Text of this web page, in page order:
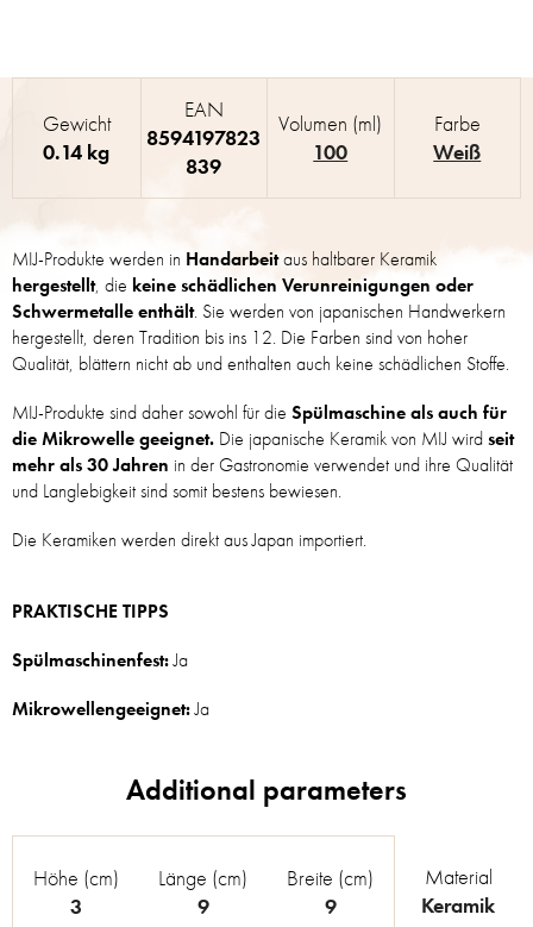
MIJ-Produkte werden in Handarbeitaus haltbarer Keramik
hergestellt, die keine schädlichen Verunreinigungen oder
Schwermetalle enthält. Sie werden von japanischen Handwerkern
hergestellt, deren Tradition bis ins 12. Die Farben sind von hoher
Qualität, blättern nicht ab und enthalten auch keine schädlichen Stoffe.
MIJ-Produkte sind daher sowohl für die Spülmaschine als auch für
die Mikrowelle geeignet. Die japanische Keramik von MIJ wirdseit
mehr als 30 Jahren in der Gastronomie verwendet und ihre Qualität
und Langlebigkeit sind somit bestens bewiesen.
Die Keramiken werden direkt aus Japan importiert.
PRAKTISCHE TIPPS
Spülmaschinenfest:Ja
Mikrowellengeeignet:Ja
Gewicht
0.14 kg
EAN
8594197823
839
Volumen (ml)
100
Farbe
Weiß
Höhe (cm)
3
Länge (cm)
9
Breite (cm)
9
Material
Keramik